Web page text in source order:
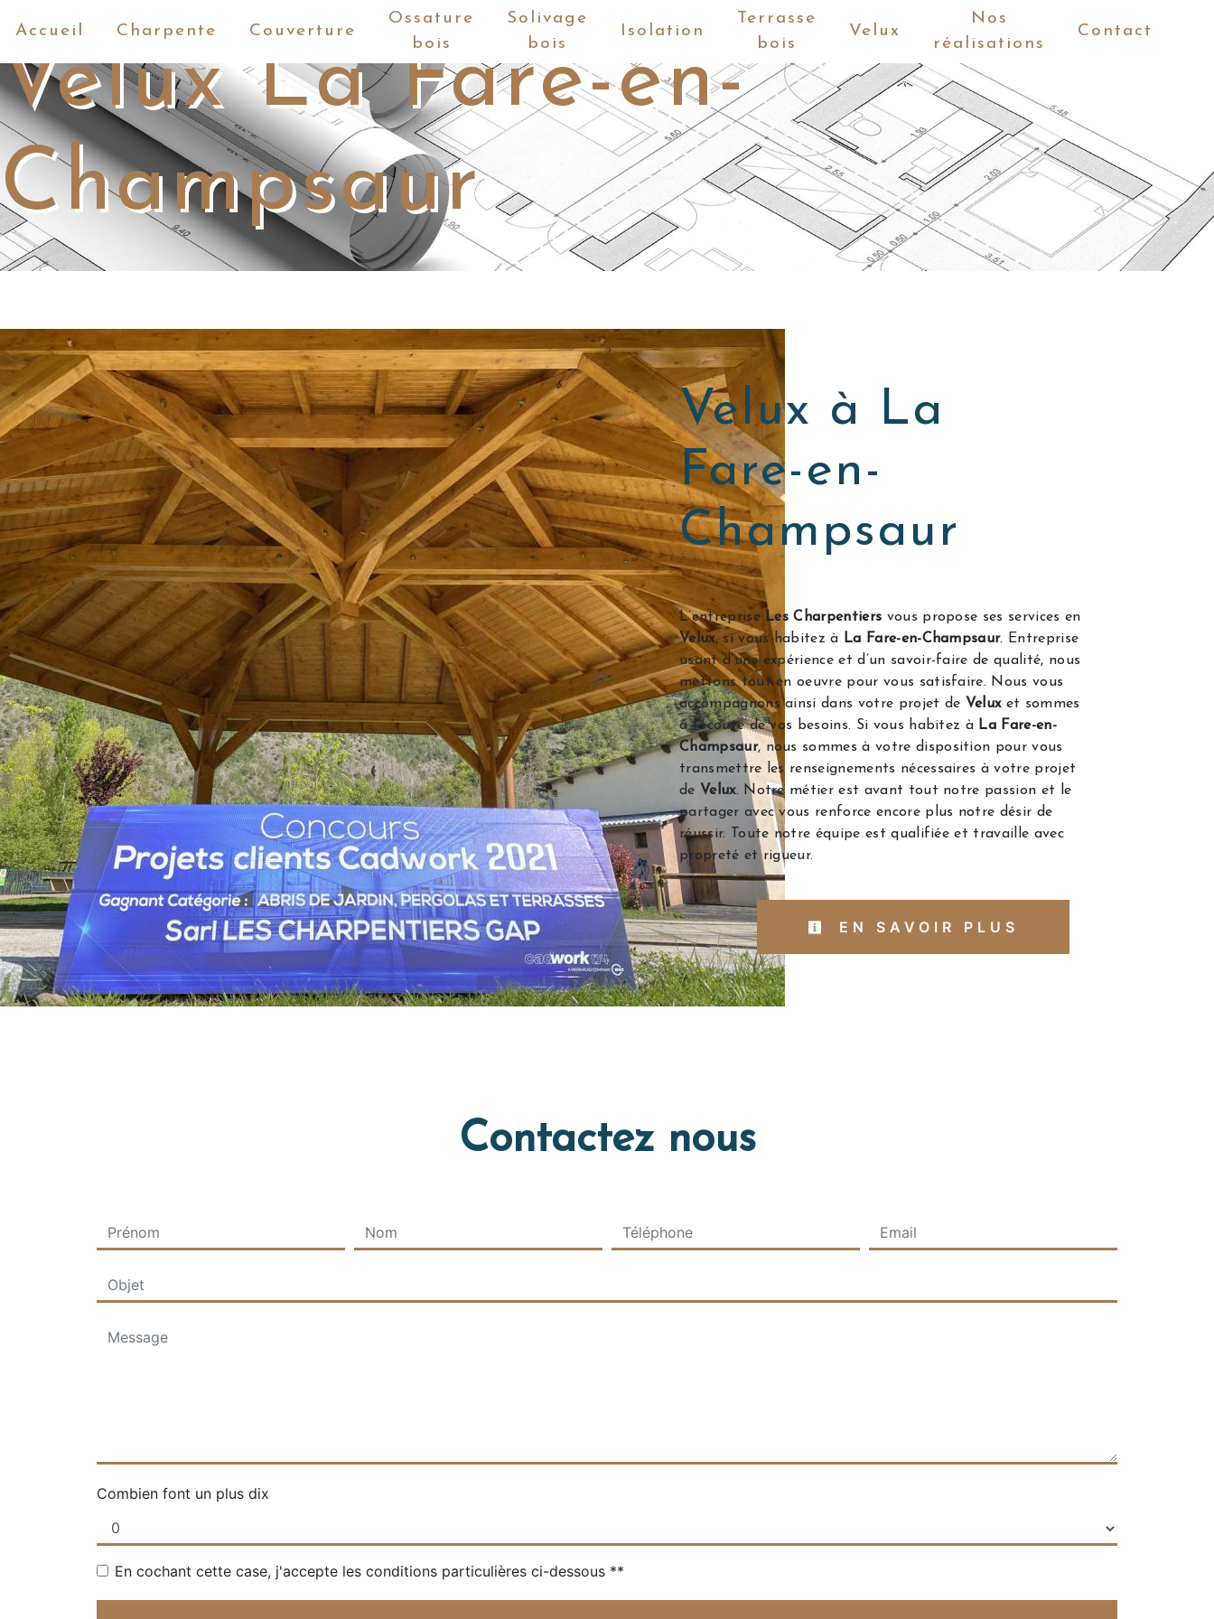
Accueil Charpente Couverture
Ossature
bois
Solivage
bois
Isolation
Terrasse
bois
Velux
Nos
réalisations
Contact
Velux La Fare-en-
Champsaur
Velux à La
Fare-en-
Champsaur
L’entreprise Les Charpentiers vous propose ses services en
Velux, si vous habitez à La Fare-en-Champsaur. Entreprise
usant d’une expérience et d’un savoir-faire de qualité, nous
mettons tout en oeuvre pour vous satisfaire. Nous vous
accompagnons ainsi dans votre projet de Veluxet sommes
à l’écoute de vos besoins. Si vous habitez à La Fare-en-
Champsaur, nous sommes à votre disposition pour vous
transmettre les renseignements nécessaires à votre projet
de Velux. Notre métier est avant tout notre passion et le
partager avec vous renforce encore plus notre désir de
réussir. Toute notre équipe est qualifiée et travaille avec
propreté et rigueur.
EN SAVOIR PLUS
Contactez nous
Combien font un plus dix
En cochant cette case, j'accepte les conditions particulières ci-dessous **